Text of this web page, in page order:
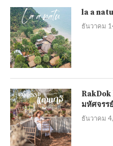
la a
ธันวาคม
มหัศจรร
ธันวาคม